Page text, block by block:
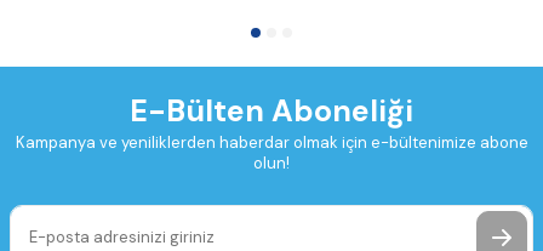
E-Bülten Aboneliği
Kampanya ve yeniliklerden haberdar olmak için e-bültenimize abone
olun!